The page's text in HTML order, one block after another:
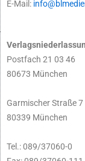
E-Mail:
Postfach 21 03 46
80673 München
Garmischer Straße 7
80339 München
Tel.: 089/37060-0